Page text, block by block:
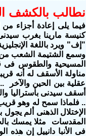
نطالب بالكشف
فيما يلى إعادة أجزاء
كنيسة مارينا بغرب
"إف" ويرد باللغة
وسمع الشتيمة الشعب من
المسيحية والطقوس فى
مناولة الأسقف له أنه
أسقف سيدنى بأستراليا
.. فلماذا سمح له وهو
الإختلال الذهنى ألم
المقدسات مثلا يمسك
فى الأنبا دانييل إن